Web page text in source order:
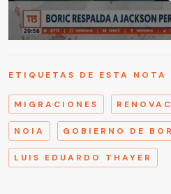
ETIQUETAS DE ESTA NOTA
MIGRACIONES
NOIA GOBIERNO DE
LUIS EDUARDO THAYER